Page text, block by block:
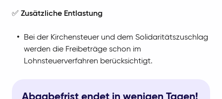
✅ Zusätzliche Entlastung
Bei der Kirchensteuer und dem Solidaritätszuschlag
werden die Freibeträge schon im
Lohnsteuerverfahren berücksichtigt.